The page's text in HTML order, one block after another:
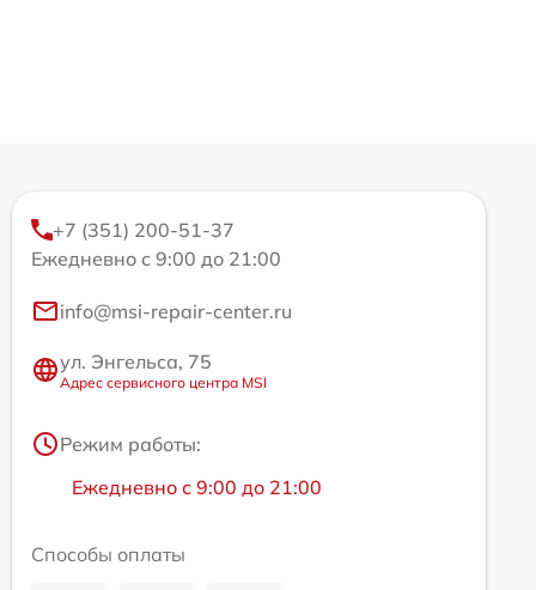
+7 (351) 200-51-37
Ежедневно с 9:00 до 21:00
info@msi-repair-center.ru
ул. Энгельса, 75
Адрес сервисного центра MSI
Режим работы:
Ежедневно с 9:00 до 21:00
Способы оплаты